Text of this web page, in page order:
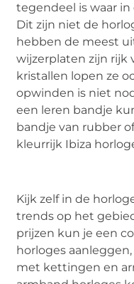
tegendeel is waar
Dit zijn niet de
hebben de meest
wijzerplaten zijn rijk
kristallen lopen ze
opwinden is niet
een leren bandje
bandje van rubber
kleurrijk Ibiza
Kijk zelf in de
trends op het
prijzen kun je een
horloges
met kettingen en